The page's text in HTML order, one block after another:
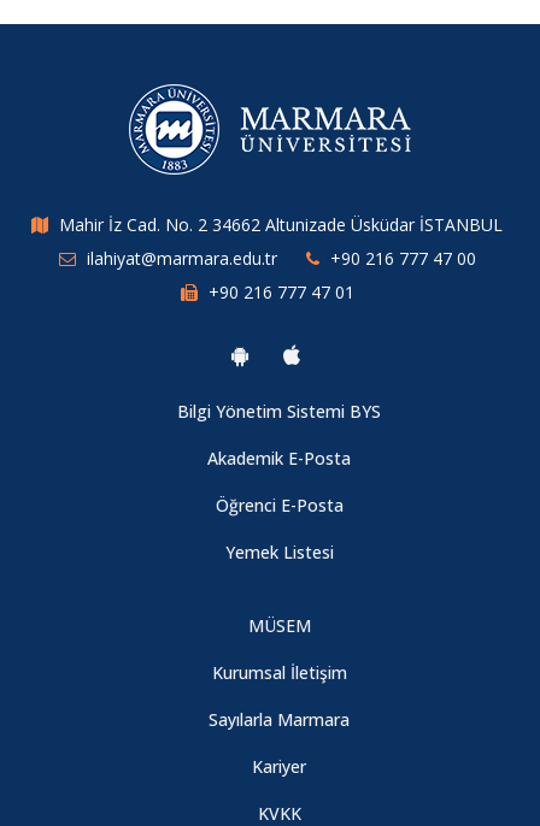
Mahir İz Cad. No. 2 34662 Altunizade Üsküdar İSTANBUL
ilahiyat@marmara.edu.tr
+90 216 777 47 00
+90 216 777 47 01
Bilgi Yönetim Sistemi BYS
Akademik E-Posta
Öğrenci E-Posta
Yemek Listesi
MÜSEM
Kurumsal İletişim
Sayılarla Marmara
Kariyer
KVKK